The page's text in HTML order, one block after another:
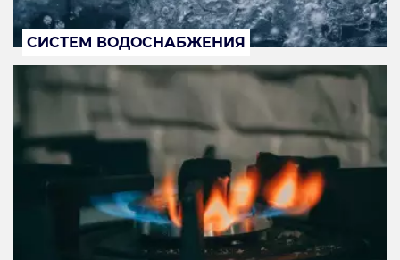
СИСТЕМ ВОДОСНАБЖЕНИЯ